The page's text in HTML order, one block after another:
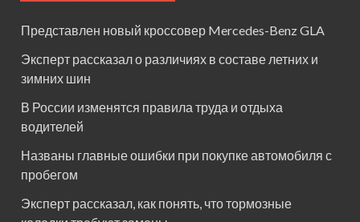
Представлен новый кроссовер Mercedes-Benz GLA
Эксперт рассказал о различиях в составе летних и
зимних шин
В России изменятся правила труда и отдыха
водителей
Названы главные ошибки при покупке автомобиля с
пробегом
Эксперт рассказал, как понять, что тормозные